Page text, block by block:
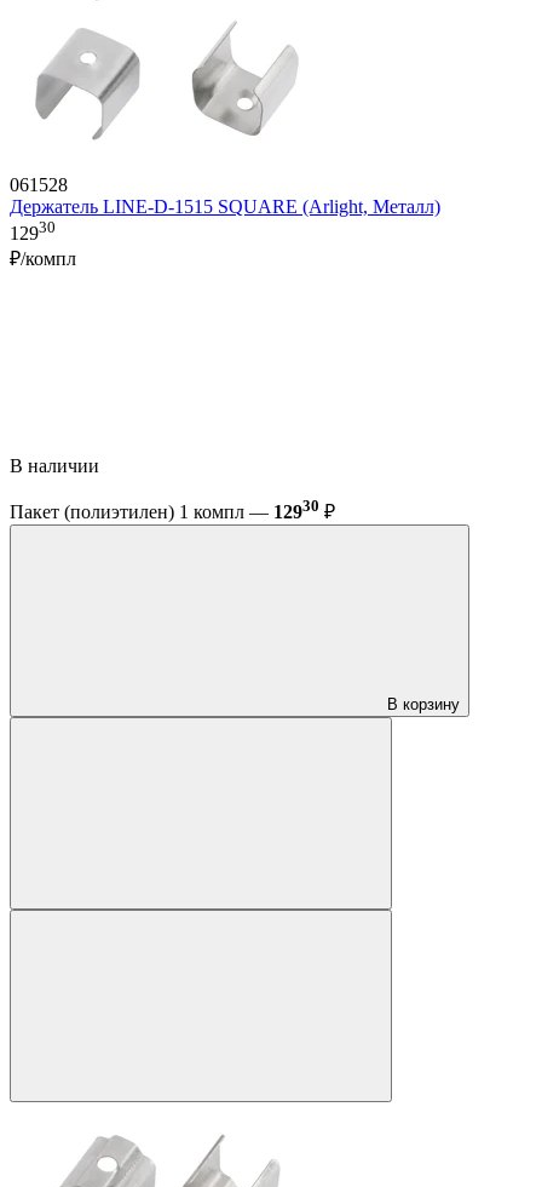
061528
Держатель LINE-D-1515 SQUARE (Arlight, Металл)
12930
₽/компл
В наличии
Пакет (полиэтилен) 1 компл — 12930 ₽
В корзину